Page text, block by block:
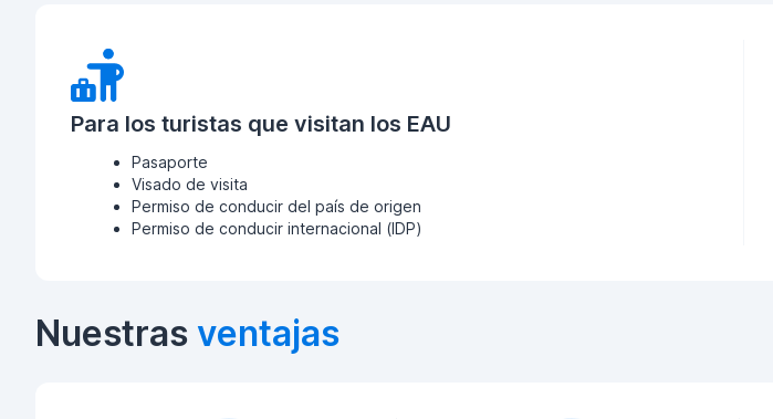
Para los turistas que visitan los EAU
Pasaporte
Visado de visita
Permiso de conducir del país de origen
Permiso de conducir internacional (IDP)
Nuestras ventajas